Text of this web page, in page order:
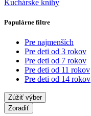
Kuchárske knihy
Populárne filtre
Pre najmenších
Pre deti od 3 rokov
Pre deti od 7 rokov
Pre deti od 11 rokov
Pre deti od 14 rokov
Zúžiť výber
Zoradiť